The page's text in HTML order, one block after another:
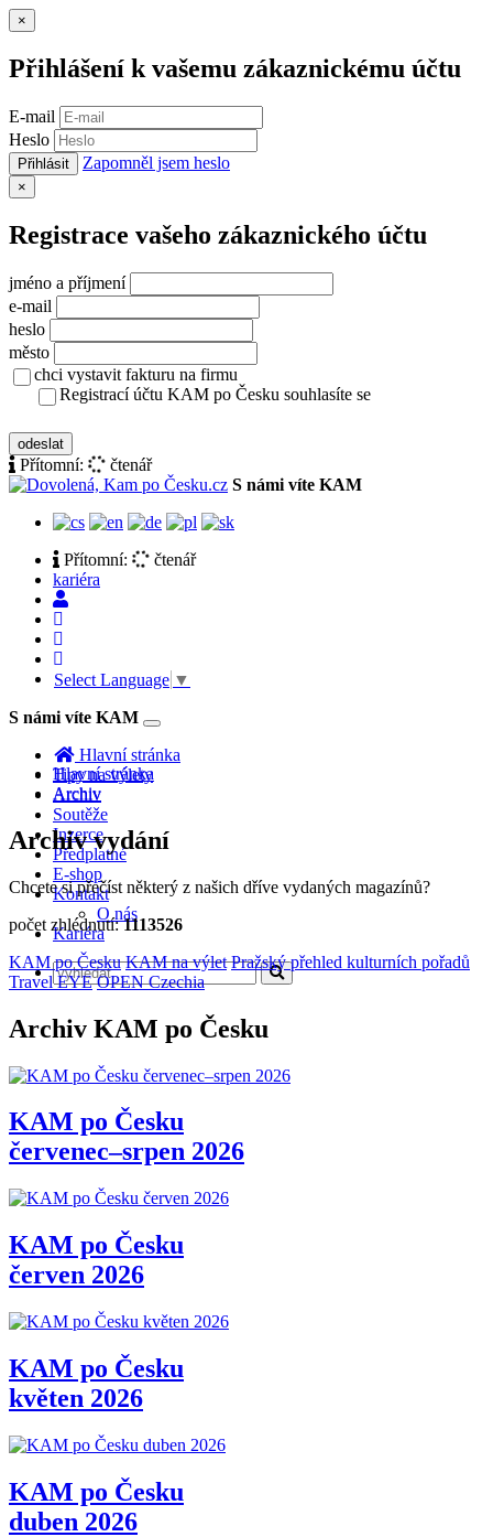
×
Přihlášení k vašemu zákaznickému účtu
E-mail
Heslo
Přihlásit Zapomněl jsem heslo
×
Registrace vašeho zákaznického účtu
jméno a příjmení
e-mail
heslo
město
chci vystavit fakturu na firmu
Registrací účtu KAM po Česku souhlasíte se
odeslat
Přítomní:
čtenář
S námi víte KAM
Přítomní:
čtenář
kariéra
Select Language ▼
S námi víte KAM
Toggle
navigation
Hlavní stránka
Tipy na výlety
Archiv
Soutěže
Inzerce
Předplatné
E-shop
Kontakt
O nás
Kariéra
Hlavní stránka
Archiv
Archiv vydání
Chcete si přečíst některý z našich dříve vydaných magazínů?
počet zhlédnutí:1113526
KAM po Česku KAM na výlet Pražský přehled kulturních pořadů
Travel EYE OPEN Czechia
Archiv KAM po Česku
KAM po Česku
červenec–srpen 2026
KAM po Česku
červen 2026
KAM po Česku
květen 2026
KAM po Česku
duben 2026